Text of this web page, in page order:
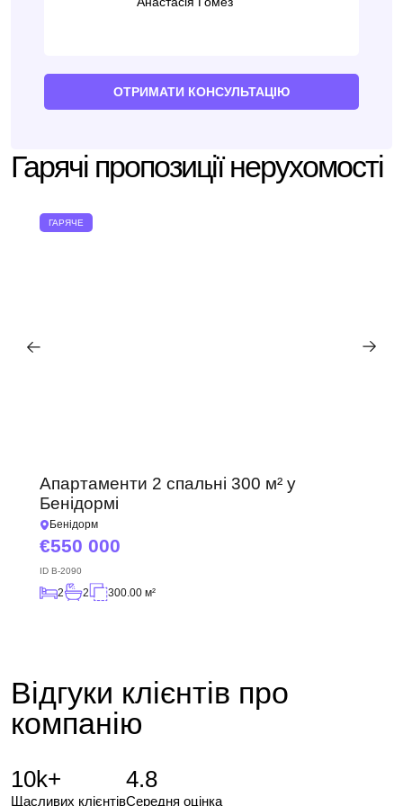
ОТРИМАТИ КОНСУЛЬТАЦІЮ
Гарячі пропозиції нерухомості
ГАРЯЧЕ
Апартаменти 2 спальні 300 м² у
Бенідормі
Бенідорм
550 000
ID B-2090
2 2 300.00 м²
Відгуки клієнтів про
компанію
10k+
Щасливих клієнтів
4.8
Середня оцінка
Залиште свої контактні дані, і ми зв’яжемося з